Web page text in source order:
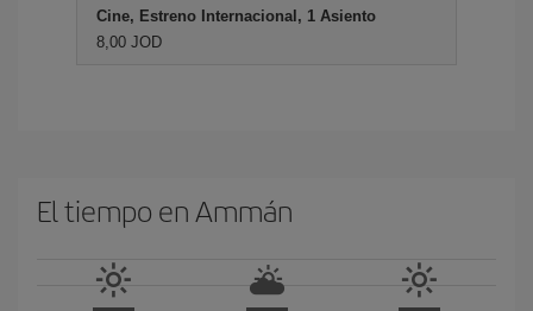
Cine, Estreno Internacional, 1 Asiento
8,00 JOD
El tiempo en Ammán